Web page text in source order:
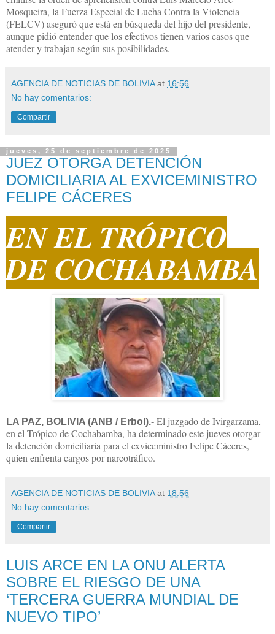
Mosqueira, la Fuerza Especial de Lucha Contra la Violencia
(FELCV) aseguró que está en búsqueda del hijo del presidente,
aunque pidió entender que los efectivos tienen varios casos que
atender y trabajan según sus posibilidades.
AGENCIA DE NOTICIAS DE BOLIVIA at 16:56
No hay comentarios:
Compartir
jueves, 25 de septiembre de 2025
JUEZ OTORGA DETENCIÓN
DOMICILIARIA AL EXVICEMINISTRO
FELIPE CÁCERES
EN EL TRÓPICO
DE COCHABAMBA
LA PAZ, BOLIVIA (ANB / Erbol).- El juzgado de Ivirgarzama,
en el Trópico de Cochabamba, ha determinado este jueves otorgar
la detención domiciliaria para el exviceministro Felipe Cáceres,
quien enfrenta cargos por narcotráfico.
AGENCIA DE NOTICIAS DE BOLIVIA at 18:56
No hay comentarios:
Compartir
LUIS ARCE EN LA ONU ALERTA
SOBRE EL RIESGO DE UNA
‘TERCERA GUERRA MUNDIAL DE
NUEVO TIPO’